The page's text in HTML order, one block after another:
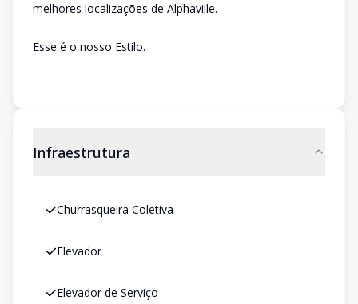
melhores localizações de Alphaville.
Esse é o nosso Estilo.
Infraestrutura
Churrasqueira Coletiva
Elevador
Elevador de Serviço